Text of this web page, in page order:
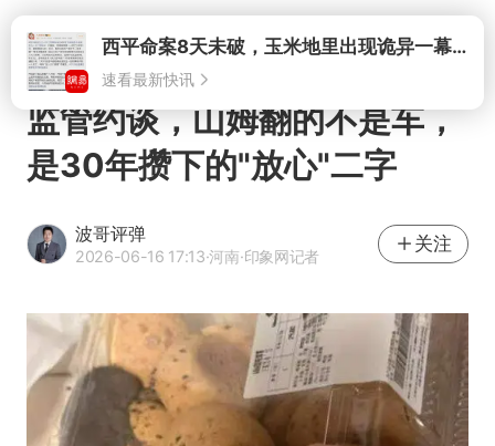
打开
监管约谈，山姆翻的不是车，
是30年攒下的"放心"二字
波哥评弹
2026-06-16 17:13·河南·印象网记者
关注